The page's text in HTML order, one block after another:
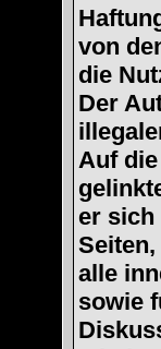
von
die
Der
Auf
er sich
alle
sowie